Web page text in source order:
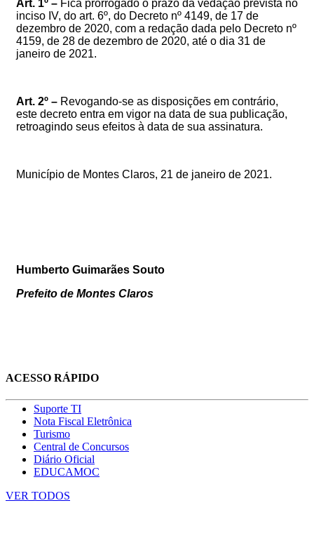
Art. 1º – Fica prorrogado o prazo da vedação prevista no
inciso IV, do art. 6º, do Decreto nº 4149, de 17 de
dezembro de 2020, com a redação dada pelo Decreto nº
4159, de 28 de dezembro de 2020, até o dia 31 de
janeiro de 2021.
Art. 2º – Revogando-se as disposições em contrário,
este decreto entra em vigor na data de sua publicação,
retroagindo seus efeitos à data de sua assinatura.
Município de Montes Claros, 21 de janeiro de 2021.
Humberto Guimarães Souto
Prefeito de Montes Claros
ACESSO RÁPIDO
Suporte TI
Nota Fiscal Eletrônica
Turismo
Central de Concursos
Diário Oficial
EDUCAMOC
VER TODOS